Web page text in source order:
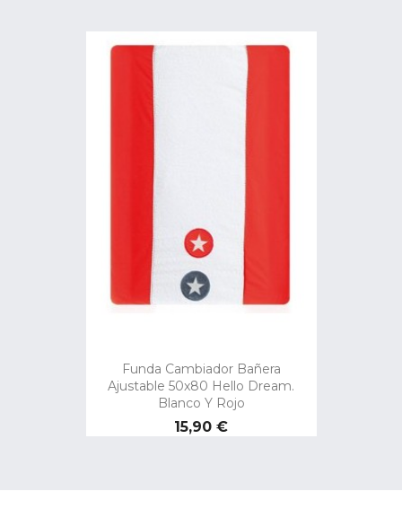
Funda Cambiador Bañera
Ajustable 50x80 Hello Dream.
Blanco Y Rojo
Precio
15,90 €